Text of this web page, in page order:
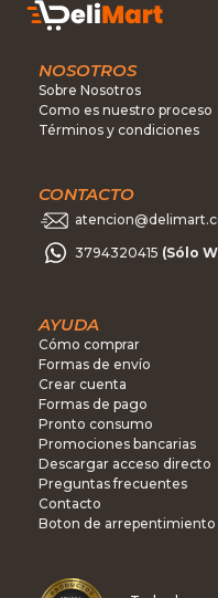
NOSOTROS
Sobre Nosotros
Como es nuestro proceso
Términos y condiciones
CONTACTO
3794320415 (Sólo
AYUDA
Cómo comprar
Formas de envío
Crear cuenta
Formas de pago
Pronto consumo
Promociones bancarias
Descargar acceso directo
Preguntas frecuentes
Contacto
Boton de arrepentimiento